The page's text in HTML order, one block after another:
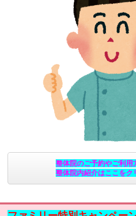
整体院のご予約やご利用
整体院内紹介はここをク